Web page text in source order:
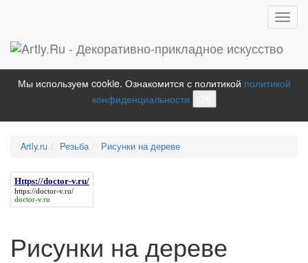
Мы используем cookie. Ознакомится с политикой политикой
конфиденциальности
Artly.ru Резьба Рисунки на дереве
Https://doctor-v.ru/
https://doctor-v.ru/
doctor-v.ru
Рисунки на дереве